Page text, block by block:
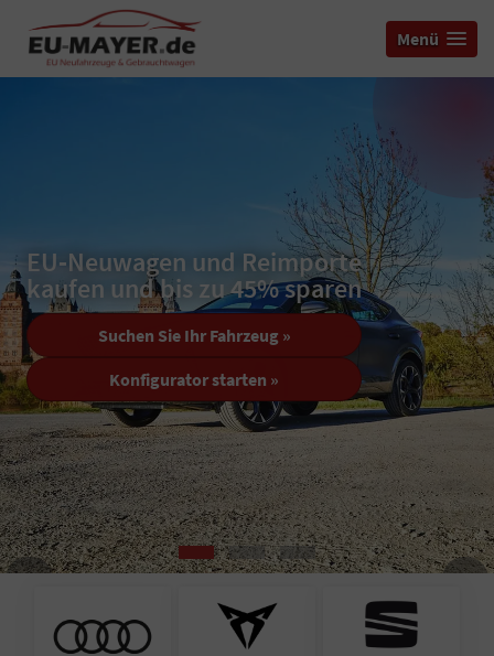
Menü
EU‑Neuwagen und Reimporte
kaufen und bis zu 45% sparen
Suchen Sie Ihr Fahrzeug »
Konfigurator starten »
prev next